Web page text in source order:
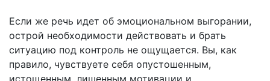
Если же речь идет об эмоциональном выгорании,
острой необходимости действовать и брать
ситуацию под контроль не ощущается. Вы, как
правило, чувствуете себя опустошенным,
истощенным, лишенным мотивации и